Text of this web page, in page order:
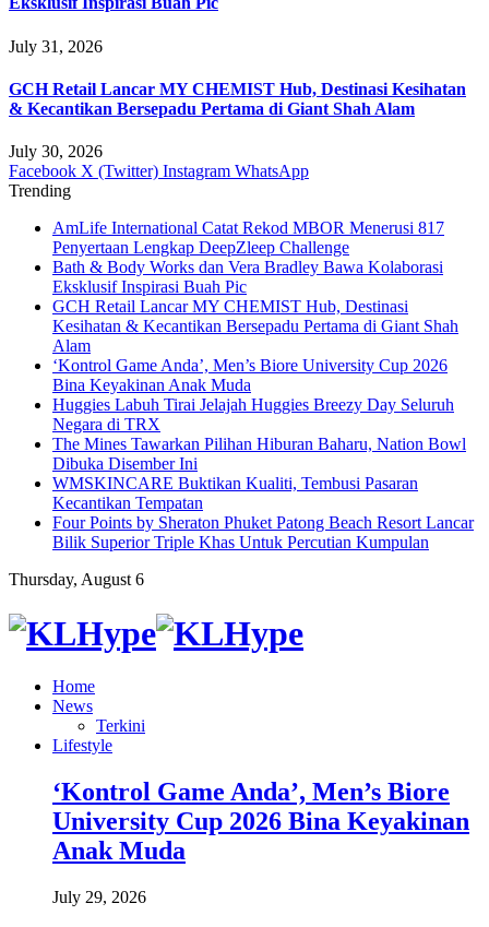
July 31, 2026
GCH Retail Lancar MY CHEMIST Hub, Destinasi Kesihatan
& Kecantikan Bersepadu Pertama di Giant Shah Alam
July 30, 2026
Facebook X (Twitter) Instagram WhatsApp
Trending
AmLife International Catat Rekod MBOR Menerusi 817
Penyertaan Lengkap DeepZleep Challenge
Bath & Body Works dan Vera Bradley Bawa Kolaborasi
Eksklusif Inspirasi Buah Pic
GCH Retail Lancar MY CHEMIST Hub, Destinasi
Kesihatan & Kecantikan Bersepadu Pertama di Giant Shah
Alam
‘Kontrol Game Anda’, Men’s Biore University Cup 2026
Bina Keyakinan Anak Muda
Huggies Labuh Tirai Jelajah Huggies Breezy Day Seluruh
Negara di TRX
The Mines Tawarkan Pilihan Hiburan Baharu, Nation Bowl
Dibuka Disember Ini
WMSKINCARE Buktikan Kualiti, Tembusi Pasaran
Kecantikan Tempatan
Four Points by Sheraton Phuket Patong Beach Resort Lancar
Bilik Superior Triple Khas Untuk Percutian Kumpulan
Thursday, August 6
Home
News
Terkini
Lifestyle
‘Kontrol Game Anda’, Men’s Biore
University Cup 2026 Bina Keyakinan
Anak Muda
July 29, 2026